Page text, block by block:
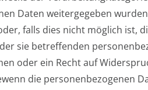
Daten weitergegeben
falls dies nicht möglich ist,
sie betreffenden
oder ein Recht auf
die personenbezogenen